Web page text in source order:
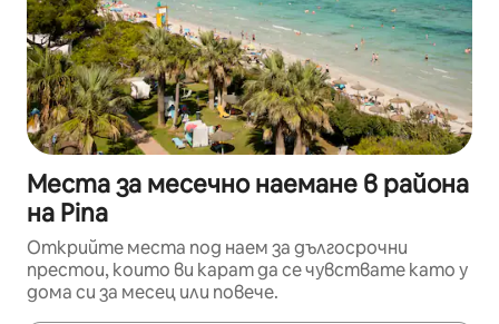
Места за месечно наемане в района
на Pina
Открийте места под наем за дългосрочни
престои, които ви карат да се чувствате като у
дома си за месец или повече.